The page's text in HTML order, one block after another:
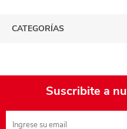
CATEGORÍAS
Suscribite a